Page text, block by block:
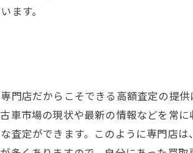
ます。
門店だからこそできる高額査定の提
車市場の現状や最新の情報などを常
査定ができます。このように専門店